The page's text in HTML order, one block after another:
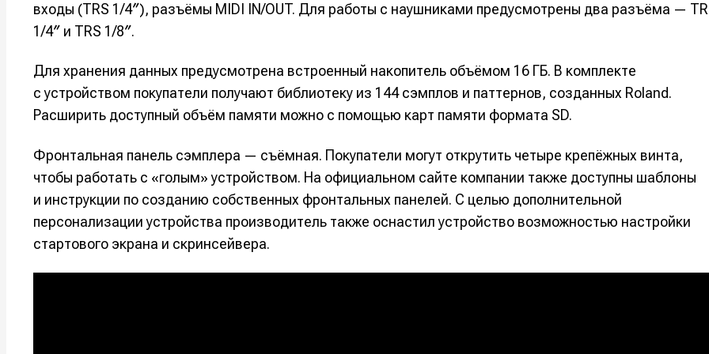
входы (TRS 1/4″), разъёмы MIDI IN/OUT. Для работы с наушниками предусмотрены два разъёма —
1/4″ и TRS 1/8″.
Для хранения данных предусмотрена встроенный накопитель объёмом 16 ГБ. В комплекте
с устройством покупатели получают библиотеку из 144 сэмплов и паттернов, созданных Roland.
Расширить доступный объём памяти можно с помощью карт памяти формата SD.
Фронтальная панель сэмплера — съёмная. Покупатели могут открутить четыре крепёжных винта,
чтобы работать с «голым» устройством. На официальном сайте компании также доступны шаблоны
и инструкции по созданию собственных фронтальных панелей. С целью дополнительной
персонализации устройства производитель также оснастил устройство возможностью настройки
стартового экрана и скринсейвера.